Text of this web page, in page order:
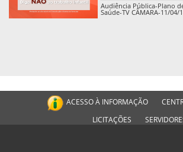
Audiência Pública-Plano
Saúde-TV CÂMARA-11/04/
ACESSO À INFORMAÇÃO
LICITAÇÕES